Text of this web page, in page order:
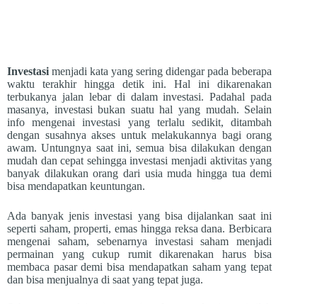
Investasi menjadi kata yang sering didengar pada beberapa
waktu terakhir hingga detik ini. Hal ini dikarenakan
terbukanya jalan lebar di dalam investasi. Padahal pada
masanya, investasi bukan suatu hal yang mudah. Selain
info mengenai investasi yang terlalu sedikit, ditambah
dengan susahnya akses untuk melakukannya bagi orang
awam. Untungnya saat ini, semua bisa dilakukan dengan
mudah dan cepat sehingga investasi menjadi aktivitas yang
banyak dilakukan orang dari usia muda hingga tua demi
bisa mendapatkan keuntungan.
Ada banyak jenis investasi yang bisa dijalankan saat ini
seperti saham, properti, emas hingga reksa dana. Berbicara
mengenai saham, sebenarnya investasi saham menjadi
permainan yang cukup rumit dikarenakan harus bisa
membaca pasar demi bisa mendapatkan saham yang tepat
dan bisa menjualnya di saat yang tepat juga.